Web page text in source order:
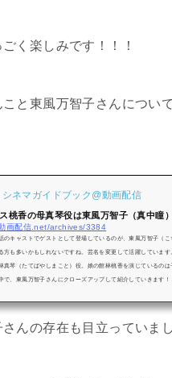
く楽しみです！！！
と東風万智子さんについ
シネマガイドブック@動画配信
桃香の母真琴役は東風万智子（真中瞳
画配信.net/archives/3384
のキャストでゲストとして登場しているのが、東風万智子（
方も多いかもしれないですね。芸名を変更して活躍していま
真琴（たてばやしまこと）役。娘の館林桃香を演じているの
で、東風万智子さんにクローズアップして紹介していきます！
んの存在も目立っていま